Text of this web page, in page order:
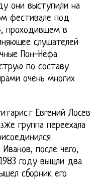
они выступили на
фестивале под
проходившем в
слушателей
Пон-Нёфа
по составу
очень многих
Евгений Лосев
группа переехала
после чего,
году вышли два
сборник его